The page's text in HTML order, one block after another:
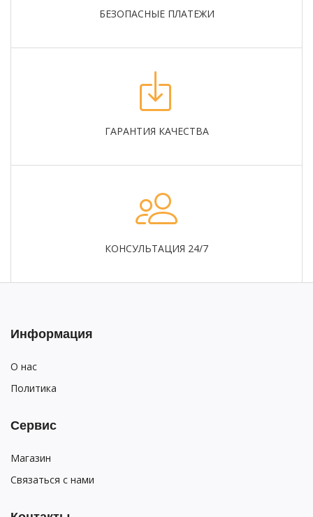
БЕЗОПАСНЫЕ ПЛАТЕЖИ
ГАРАНТИЯ КАЧЕСТВА
КОНСУЛЬТАЦИЯ 24/7
Информация
О нас
Политика
Сервис
Магазин
Связаться с нами